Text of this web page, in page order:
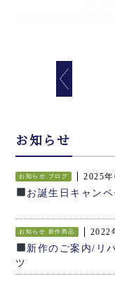
お知らせ
お知らせ ブログ 2025
お誕生日キャン
お知らせ 新作商品 2022
新作のご案内/リ
ツ